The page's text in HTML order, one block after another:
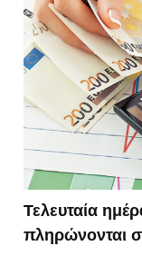
Τελευταία
πληρώνονται